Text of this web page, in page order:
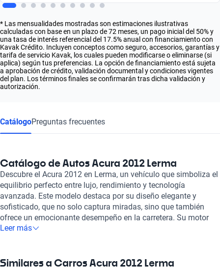
* Las mensualidades mostradas son estimaciones ilustrativas
calculadas con base en un plazo de 72 meses, un pago inicial del 50% y
una tasa de interés referencial del 17.5% anual con financiamiento con
Kavak Crédito. Incluyen conceptos como seguro, accesorios, garantías y
tarifa de servicio Kavak, los cuales pueden modificarse o eliminarse (si
aplica) según tus preferencias. La opción de financiamiento está sujeta
a aprobación de crédito, validación documental y condiciones vigentes
del plan. Los términos finales se confirmarán tras dicha validación y
autorización.
CatálogoPreguntas frecuentes
Catálogo de Autos Acura 2012 Lerma
Descubre el Acura 2012 en Lerma, un vehículo que simboliza el
equilibrio perfecto entre lujo, rendimiento y tecnología
avanzada. Este modelo destaca por su diseño elegante y
sofisticado, que no solo captura miradas, sino que también
ofrece un emocionante desempeño en la carretera. Su motor
potente y eficiente proporciona una experiencia de conducción
seguridad de última generación, asegurando que cada viaje sea
Leer más
Similares a Carros Acura 2012 Lerma